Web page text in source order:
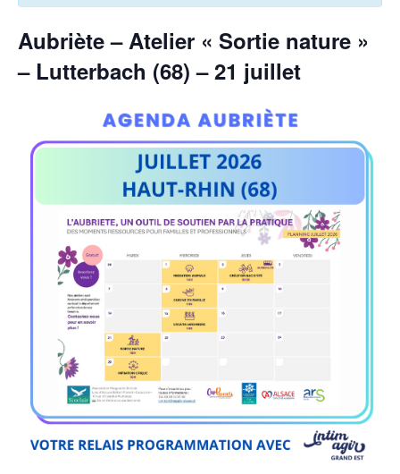
Aubriète – Atelier « Sortie nature »
– Lutterbach (68) – 21 juillet